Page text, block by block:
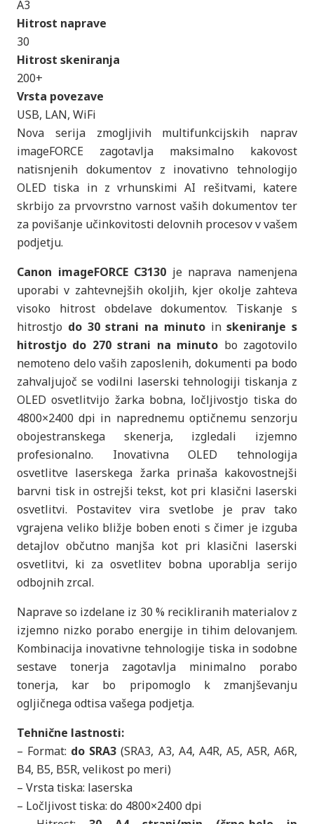
A3
Hitrost naprave
30
Hitrost skeniranja
200+
Vrsta povezave
USB, LAN, WiFi
Nova serija zmogljivih multifunkcijskih naprav
imageFORCE zagotavlja maksimalno kakovost
natisnjenih dokumentov z inovativno tehnologijo
OLED tiska in z vrhunskimi AI rešitvami, katere
skrbijo za prvovrstno varnost vaših dokumentov ter
za povišanje učinkovitosti delovnih procesov v vašem
podjetju.
Canon imageFORCE C3130 je naprava namenjena
uporabi v zahtevnejših okoljih, kjer okolje zahteva
visoko hitrost obdelave dokumentov. Tiskanje s
hitrostjo do 30 strani na minutoinskeniranje s
hitrostjo do 270 strani na minuto bo zagotovilo
nemoteno delo vaših zaposlenih, dokumenti pa bodo
zahvaljujoč se vodilni laserski tehnologiji tiskanja z
OLED osvetlitvijo žarka bobna, ločljivostjo tiska do
4800×2400 dpi in naprednemu optičnemu senzorju
obojestranskega skenerja, izgledali izjemno
profesionalno. Inovativna OLED tehnologija
osvetlitve laserskega žarka prinaša kakovostnejši
barvni tisk in ostrejši tekst, kot pri klasični laserski
osvetlitvi. Postavitev vira svetlobe je prav tako
vgrajena veliko bližje boben enoti s čimer je izguba
detajlov občutno manjša kot pri klasični laserski
osvetlitvi, ki za osvetlitev bobna uporablja serijo
odbojnih zrcal.
Naprave so izdelane iz 30 % recikliranih materialov z
izjemno nizko porabo energije in tihim delovanjem.
Kombinacija inovativne tehnologije tiska in sodobne
sestave tonerja zagotavlja minimalno porabo
tonerja, kar bo pripomoglo k zmanjševanju
ogljičnega odtisa vašega podjetja.
Tehnične lastnosti:
– Format: do SRA3 (SRA3, A3, A4, A4R, A5, A5R, A6R,
B4, B5, B5R, velikost po meri)
– Vrsta tiska: laserska
– Ločljivost tiska: do 4800×2400 dpi